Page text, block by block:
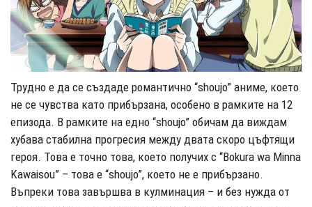
Трудно е да се създаде романтично “shoujo” аниме, което
не се чувства като прибързана, особено в рамките на 12
епизода. В рамките на едно “shoujo” обичам да виждам
хубава стабилна прогресия между двата скоро цъфтящи
героя. Това е точно това, което получих с “Bokura wa Minna
Kawaisou” – това е “shoujo”, което не е прибързано.
Въпреки това завършва в кулминация – и без нужда от